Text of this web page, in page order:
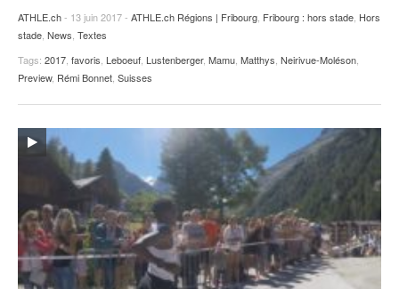
ATHLE.ch- 13 juin 2017 - ATHLE.ch Régions | Fribourg Fribourg : hors stade Hors
stade News Textes
Tags: 2017 favoris Leboeuf Lustenberger, Mamu Matthys Neirivue-Moléson
Preview, Rémi Bonnet Suisses